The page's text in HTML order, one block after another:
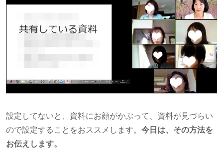
設定してないと、資料にお顔がかぶって、資料が見づらい
ので設定することをおススメします。 今日は、その方法を
お伝えします。